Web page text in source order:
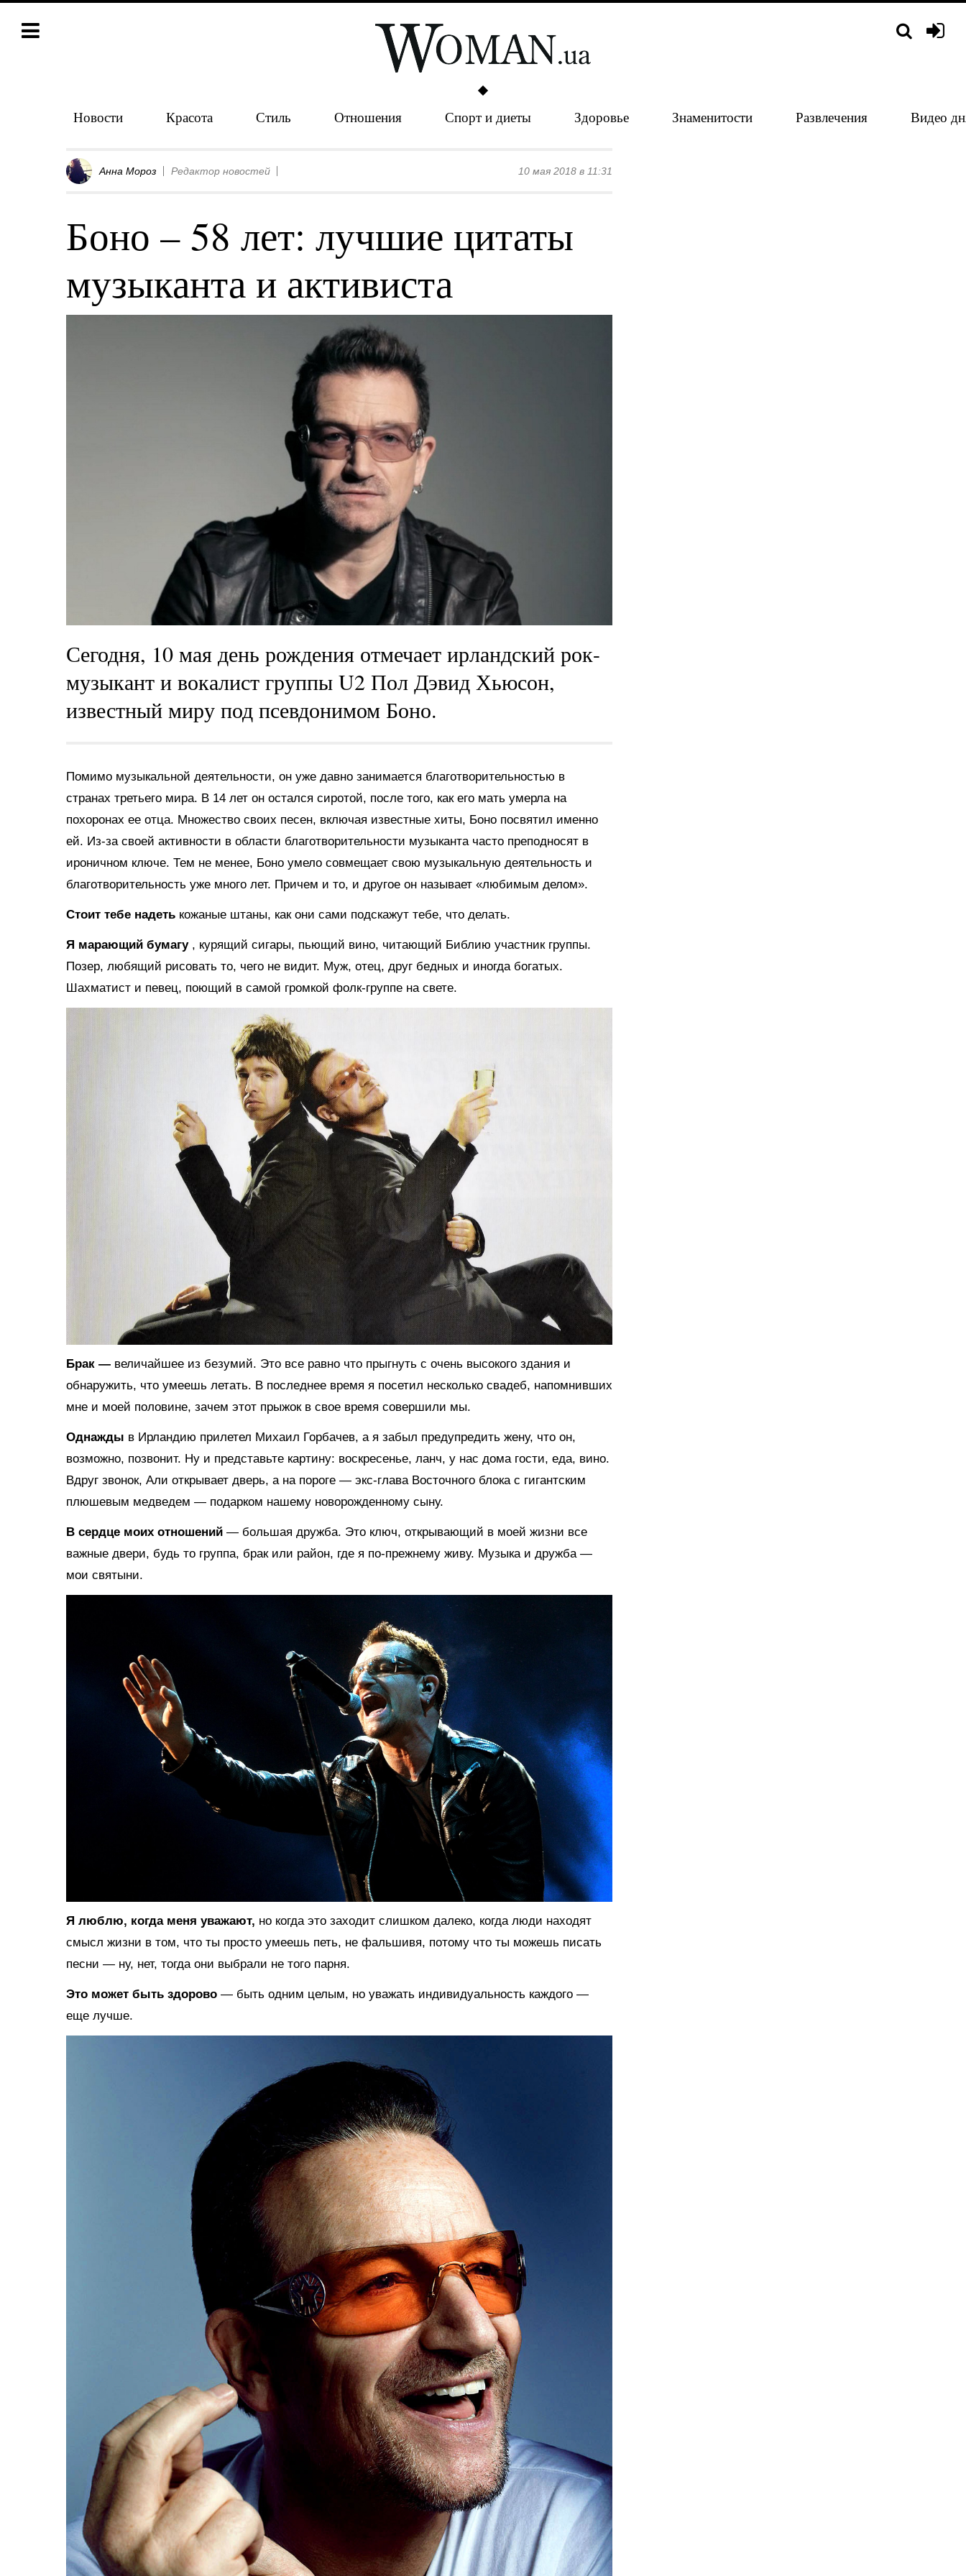
Новости Красота Стиль Отношения Спорт и диеты Здоровье Знаменитости Развлечения Видео
Анна Мороз Редактор новостей 10 мая 2018 в 11:31
Боно – 58 лет: лучшие цитаты
музыканта и активиста
Сегодня, 10 мая день рождения отмечает ирландский рок-
музыкант и вокалист группы U2 Пол Дэвид Хьюсон,
известный миру под псевдонимом Боно.
Помимо музыкальной деятельности, он уже давно занимается благотворительностью в
странах третьего мира. В 14 лет он остался сиротой, после того, как его мать умерла на
похоронах ее отца. Множество своих песен, включая известные хиты, Боно посвятил именно
ей. Из-за своей активности в области благотворительности музыканта часто преподносят в
ироничном ключе. Тем не менее, Боно умело совмещает свою музыкальную деятельность и
благотворительность уже много лет. Причем и то, и другое он называет «любимым делом».
Стоит тебе надеть кожаные штаны, как они сами подскажут тебе, что делать.
Я марающий бумагу , курящий сигары, пьющий вино, читающий Библию участник группы.
Позер, любящий рисовать то, чего не видит. Муж, отец, друг бедных и иногда богатых.
Шахматист и певец, поющий в самой громкой фолк-группе на свете.
Брак — величайшее из безумий. Это все равно что прыгнуть с очень высокого здания и
обнаружить, что умеешь летать. В последнее время я посетил несколько свадеб, напомнивших
мне и моей половине, зачем этот прыжок в свое время совершили мы.
Однажды в Ирландию прилетел Михаил Горбачев, а я забыл предупредить жену, что он,
возможно, позвонит. Ну и представьте картину: воскресенье, ланч, у нас дома гости, еда, вино.
Вдруг звонок, Али открывает дверь, а на пороге — экс-глава Восточного блока с гигантским
плюшевым медведем — подарком нашему новорожденному сыну.
В сердце моих отношений — большая дружба. Это ключ, открывающий в моей жизни все
важные двери, будь то группа, брак или район, где я по-прежнему живу. Музыка и дружба —
мои святыни.
Я люблю, когда меня уважают, но когда это заходит слишком далеко, когда люди находят
смысл жизни в том, что ты просто умеешь петь, не фальшивя, потому что ты можешь писать
песни — ну, нет, тогда они выбрали не того парня.
Это может быть здорово — быть одним целым, но уважать индивидуальность каждого —
еще лучше.